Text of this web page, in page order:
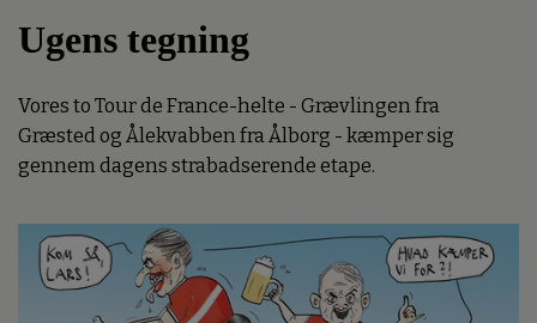
Ugens tegning
Vores to Tour de France-helte - Grævlingen fra
Græsted og Ålekvabben fra Ålborg - kæmper sig
gennem dagens strabadserende etape.